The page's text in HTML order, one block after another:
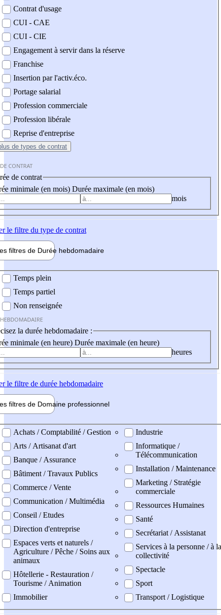
Contrat d'usage
CUI - CAE
CUI - CIE
Engagement à servir dans la réserve
Franchise
Insertion par l'activ.éco.
Portage salarial
Profession commerciale
Profession libérale
Reprise d'entreprise
de types de contrat
CONTRAT
de contrat
minimale (en mois) Durée maximale (en mois)
mois
le filtre du type de contrat
filtres de Durée hebdomadaire
Temps plein
Temps partiel
Non renseignée
la durée hebdomadaire :
minimale (en heure) Durée maximale (en heure)
heures
le filtre de durée hebdomadaire
filtres de Domaine professionnel
professionel
Achats / Comptabilité / Gestion
Arts / Artisanat d'art
Banque / Assurance
Bâtiment / Travaux Publics
Commerce / Vente
Communication / Multimédia
Conseil / Etudes
Direction d'entreprise
Espaces verts et naturels /
Agriculture / Pêche / Soins aux
animaux
Hôtellerie - Restauration /
Tourisme / Animation
Immobilier
Industrie
Informatique /
Télécommunication
Installation / Maintenance
Marketing / Stratégie
commerciale
Ressources Humaines
Santé
Secrétariat / Assistanat
Services à la personne / à la
collectivité
Spectacle
Sport
Transport / Logistique